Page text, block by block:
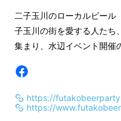
イベント当日は、
提供します。
TAMAGAWA GOODS
http://
Design by ムラハタワー
サイズについて
Mサイズ：身長 169/ 身
Lサイズ：身長 175/ 身
二子玉川のローカルビール
子玉川の街を愛する人たち
集まり、水辺イベント開催
https://
https://